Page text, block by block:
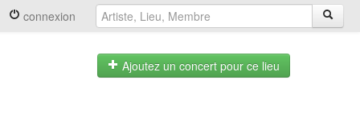
connexion
Ajoutez un concert pour ce lieu